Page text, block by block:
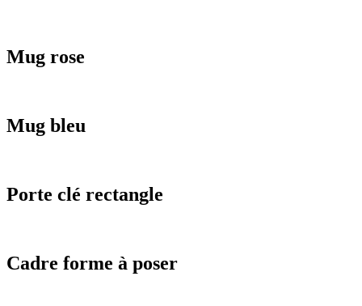
Mug rose
Mug bleu
Porte clé rectangle
Cadre forme à poser